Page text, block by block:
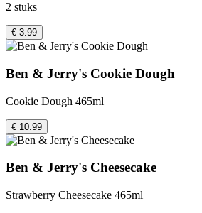
2 stuks
€ 3.99
Ben & Jerry's Cookie Dough
Cookie Dough 465ml
€ 10.99
Ben & Jerry's Cheesecake
Strawberry Cheesecake 465ml